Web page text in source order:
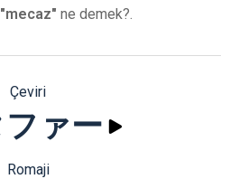
"mecaz" ne demek?.
Çeviri
ァー
Romaji